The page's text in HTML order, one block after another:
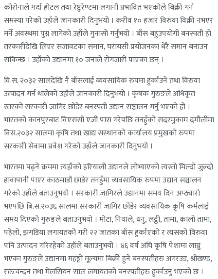
कोरोनाले गर्दा होटल तथा रेष्टुरेण्टमा लगानी प्रभावित भएकोले बिक्री गर्न
समस्या परेको उहाँले जानकारी दिनुभयो । करीव १० हजार विरुवा विक्री नभएर
मर्ने अवस्थमा पुग्न लागेको उहाँले गुनासो गर्नुभयो । बाँस बहुउपयोगी बनस्पती हो
तरकारीदेखि लिएर सजावटका समान, घरायसी प्रयोजनका धेरै समान बनाउन
सकिन्छ । उहाँको उद्यानमा १० जनाले रोगजारी पाएका छन् ।
विं.स. २०३२ सालदेखि नै बाँसलाई व्यवसायिक रुपमा हुर्काउने तथा विरुवा
उत्पादन गर्न थालेको उहाँले जानकारी दिनुभयो । कृषक गुरुङले अधिकृत
स्तरको सरकारी जागिर छोडेर बनस्पती उद्यान सञ्चालन गर्नु भएको हो ।
भारतको कानपुरबाट विएससी एजी पास गरेपछि तनहुँको सदरमुकाम दमौलीमा
विंस.२०३२ सालमा कृषि तथा खाद्य सस्थानको कार्यालय प्रमुखको रुपमा
सरकारी सेवामा प्रवेश गरेको उहाँले जानकारी दिनुभयो ।
भारतमा पढ्ने क्रममा त्यहाँको हरियाली उद्यानले लोभ्याएको त्यस्तो मिल्दो जुल्दो
हावापानी पाएर काठमाडौं छाडेर तनहुँमा व्यवसायिक रुपमा उद्यान सञ्चालन
गरेको उहाँले बताउनुभयो । सरकारी जागिरले उद्यानमा समय दिन अप्ठ्याराे
भएपछि बि.स.२०३६ सालमा सरकारी जागिर छोडेर व्यवसायिक कृषि कर्मलाई
समय दिएको गुरुङले बताउनुभयो । मोटा, नियाले, धनु, लट्ठी, तामा, कालो तामा,
पहेलो, झगडिया लगायतको गरी २२ जातका बाँस हुर्काएको र त्यसको विरुवा
पनि उत्पादन गरिरहेको उहाँले बताउनुभयो । ४६ वर्ष अघि कृषि पेशामा लाग्नु
भएका गुरुङले उद्यानमा महङ्गो मूल्यमा बिक्रीे हुने बनस्पतीहरु अगरउड, श्रीखण्ड,
रक्तचन्दन तथा मेलसियन साल लगायतको बनस्पतीहरु हुर्काउनु भएको छ ।